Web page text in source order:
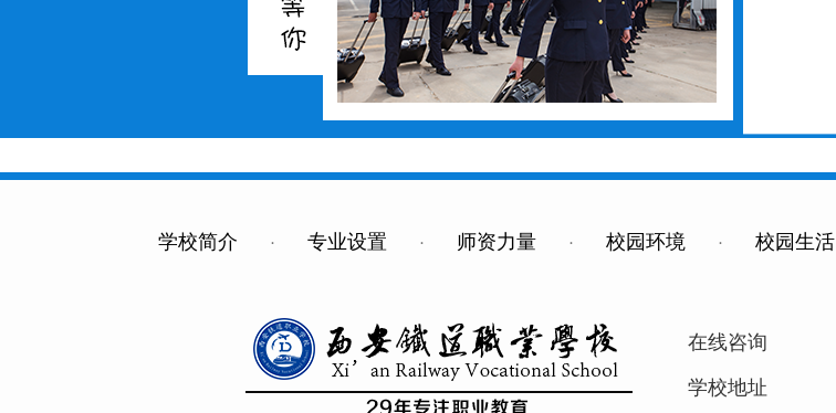
学校简介 · 专业设置 · 师资力量 · 校园环境 · 校园生活
在线咨询
学校地址